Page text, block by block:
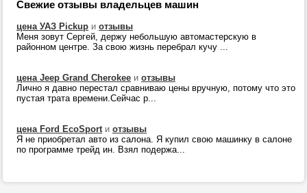
Свежие отзывы владельцев машин
цена УАЗ Pickup и отзывы
Меня зовут Сергей, держу небольшую автомастерскую в
районном центре. За свою жизнь перебрал кучу ...
цена Jeep Grand Cherokee и отзывы
Лично я давно перестал сравниваю цены вручную, потому что это
пустая трата времени.Сейчас р...
цена Ford EcoSportи отзывы
Я не приобретал авто из салона. Я купил свою машинку в салоне
по программе трейд ин. Взял подержа...